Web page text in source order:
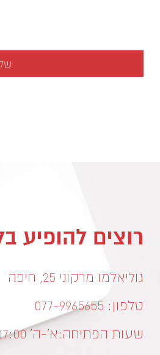
רוצים להופיע
גוליאלמו מרקוני 25, חיפה
טלפון: 077-9965655
שעות הפתיחה:א’-ה’ 08:00-17:00